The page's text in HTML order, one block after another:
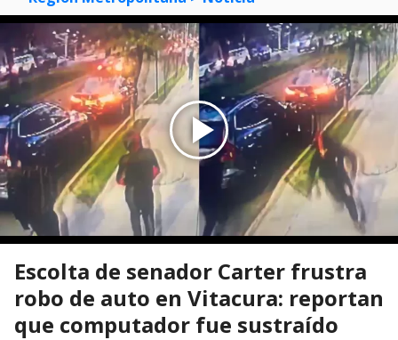
Escolta de senador Carter frustra
robo de auto en Vitacura: reportan
que computador fue sustraído